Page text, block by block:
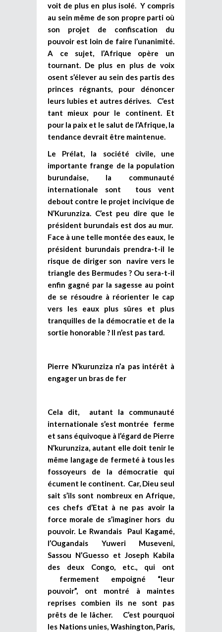
voit de plus en plus isolé. Y compris
au sein même de son propre parti où
son projet de confiscation du
pouvoir est loin de faire l’unanimité.
A ce sujet, l’Afrique opère un
tournant. De plus en plus de voix
osent s’élever au sein des partis des
princes régnants, pour dénoncer
leurs lubies et autres dérives. C’est
tant mieux pour le continent. Et
pour la paix et le salut de l’Afrique, la
tendance devrait être maintenue.
Le Prélat, la société civile, une
importante frange de la population
burundaise, la communauté
internationale sont tous vent
debout contre le projet incivique de
N’Kurunziza. C’est peu dire que le
président burundais est dos au mur.
Face à une telle montée des eaux, le
président burundais prendra-t-il le
risque de diriger son navire vers le
triangle des Bermudes ? Ou sera-t-il
enfin gagné par la sagesse au point
de se résoudre à réorienter le cap
vers les eaux plus sûres et plus
tranquilles de la démocratie et de la
sortie honorable ? Il n’est pas tard.
Pierre N’kurunziza n’a pas intérêt à
engager un bras de fer
Cela dit, autant la communauté
internationale s’est montrée ferme
et sans équivoque à l’égard de Pierre
N’kurunziza, autant elle doit tenir le
même langage de fermeté à tous les
fossoyeurs de la démocratie qui
écument le continent. Car, Dieu seul
sait s’ils sont nombreux en Afrique,
ces chefs d’Etat à ne pas avoir la
force morale de s’imaginer hors du
pouvoir. Le Rwandais Paul Kagamé,
l’Ougandais Yuweri Museveni,
Sassou N’Guesso et Joseph Kabila
des deux Congo, etc., qui ont
fermement empoigné “leur
pouvoir”, ont montré à maintes
reprises combien ils ne sont pas
prêts de le lâcher. C’est pourquoi
les Nations unies, Washington, Paris,